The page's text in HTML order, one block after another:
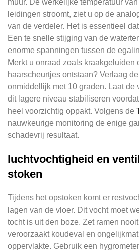
muur. De werkelijke temperatuur
leidingen stroomt, ziet u op de
van de verdeler. Het is essentieel
Een te snelle stijging van de
enorme spanningen tussen de
Merkt u onraad zoals kraakgeluiden
haarscheurtjes ontstaan? Verlaag
onmiddellijk met 10 graden. Laat de
dit lagere niveau stabiliseren
heel voorzichtig oppakt. Volgens de
nauwkeurige monitoring de enige
schadevrij resultaat.
luchtvochtigheid en
stoken
Tijdens het opstoken komt er
lagen van de vloer. Dit vocht moet
tocht is uit den boze. Zet ramen
veroorzaakt koudeval en
oppervlakte. Gebruik een